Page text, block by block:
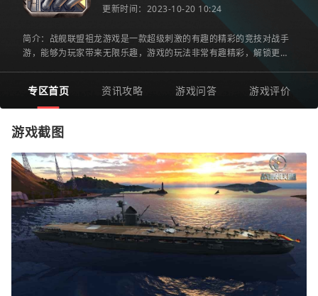
更新时间：2023-10-20 10:24
简介：战舰联盟祖龙游戏是一款超级刺激的有趣的精彩的竞技对战手
游，能够为玩家带来无限乐趣，游戏的玩法非常有趣精彩，解锁更多
专区首页 资讯攻略 游戏问答 游戏评价
游戏截图